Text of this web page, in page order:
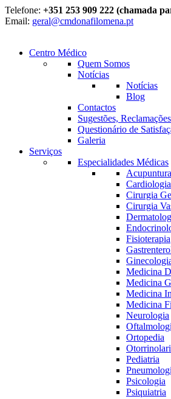
Telefone: +351 253 909 222 (chamada
Email: geral@cmdonafilomena.pt
Centro Médico
Quem Somos
Notícias
Notícias
Blog
Contactos
Sugestões,
Questionário de
Galeria
Serviços
Especialidades Médicas
Acupuntura
Cardiologia
Cirurgia
Cirurgia
Fisioterapia
Medicina
Medicina
Medicina
Medicina
Neurologia
Ortopedia
Pediatria
Psicologia
Psiquiatria